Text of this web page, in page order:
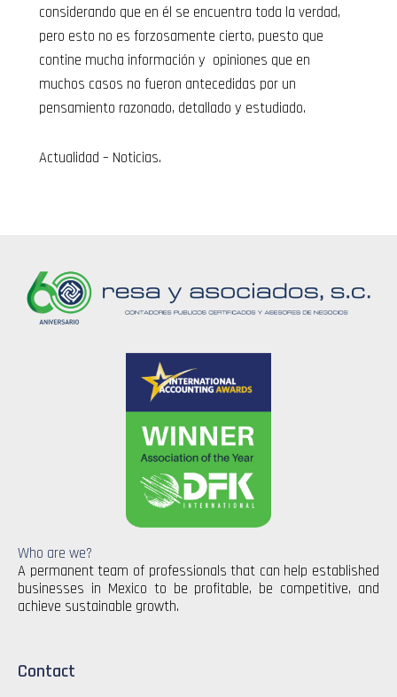
considerando que en él se encuentra toda la verdad,
pero esto no es forzosamente cierto, puesto que
contine mucha información y opiniones que en
muchos casos no fueron antecedidas por un
pensamiento razonado, detallado y estudiado.
Actualidad – Noticias.
Who are we?
A permanent team of professionals that can help established
businesses in Mexico to be profitable, be competitive, and
achieve sustainable growth.
Contact